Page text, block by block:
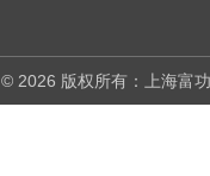
© 2026 版权所有：上海富